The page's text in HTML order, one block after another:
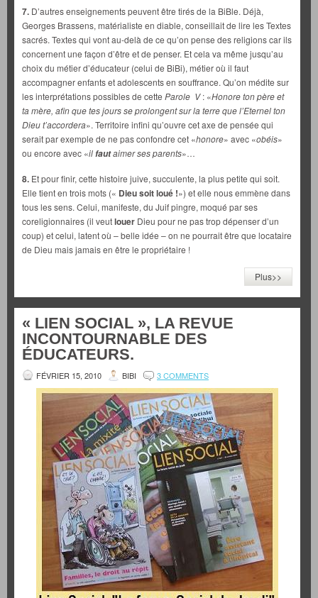
7. D’autres enseignements peuvent être tirés de la BiBle. Déjà,
Georges Brassens, matérialiste en diable, conseillait de lire les Textes
sacrés. Textes qui vont au-delà de ce qu’on pense des religions car ils
concernent une façon d’être et de penser. Et cela va même jusqu’au
choix du métier d’éducateur (celui de BiBi), métier où il faut
accompagner enfants et adolescents en souffrance. Qu’on médite sur
les interprétations possibles de cette Parole V: «Honore ton père et
ta mère, afin que tes jours se prolongent sur la terre que l’Eternel ton
Dieu t’accordera». Territoire infini qu’ouvre cet axe de pensée qui
serait par exemple de ne pas confondre cet «honore» avec «obéis»
ou encore avec «ilfautaimer ses parents»…
8. Et pour finir, cette histoire juive, succulente, la plus petite qui soit.
Elle tient en trois mots (« Dieu soit loué !») et elle nous emmène dans
tous les sens. Celui, manifeste, du Juif pingre, moqué par ses
coreligionnaires (il veutlouer Dieu pour ne pas trop dépenser d’un
coup) et celui, latent où – belle idée – on ne pourrait être que locataire
de Dieu mais jamais en être le propriétaire !
Plus>>
« LIEN SOCIAL », LA REVUE
INCONTOURNABLE DES
ÉDUCATEURS.
FÉVRIER 15, 2010 BIBI 3 COMMENTS